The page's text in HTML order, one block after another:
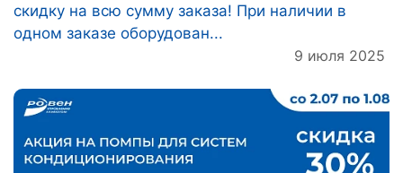
скидку на всю сумму заказа! При наличии в
одном заказе оборудован...
9 июля 2025